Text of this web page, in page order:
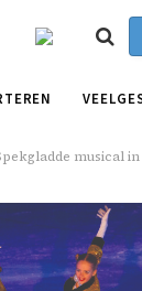
musical